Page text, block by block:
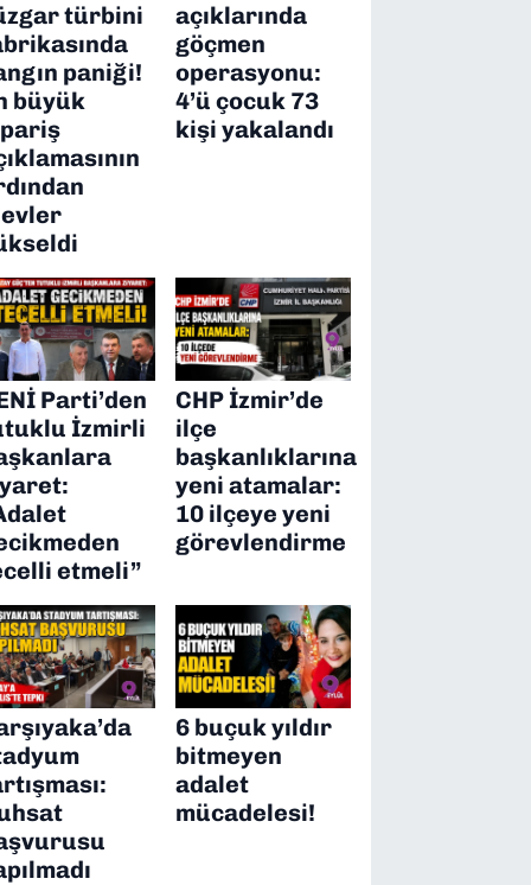
türbini
paniği!
büyük
açıklarında
göçmen
operasyonu:
4’ü çocuk 73
kişi yakalandı
Parti’den
İzmirli
etmeli”
CHP İzmir’de
ilçe
başkanlıklarına
yeni atamalar:
10 ilçeye yeni
görevlendirme
6 buçuk yıldır
bitmeyen
adalet
mücadelesi!